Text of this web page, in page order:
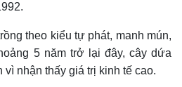
theo kiểu tự phát, manh mún,
5 năm trở lại đây, cây dứa
nhận thấy giá trị kinh tế cao.